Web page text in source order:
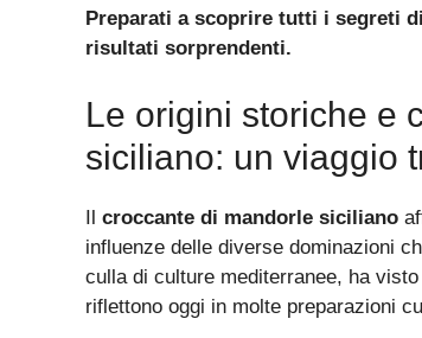
Preparati a scoprire tutti i segreti
risultati sorprendenti.
Le origini storiche e
siciliano: un viaggio
Il croccante di mandorle siciliano
influenze delle diverse dominazioni
culla di culture mediterranee, ha
riflettono oggi in molte preparazioni